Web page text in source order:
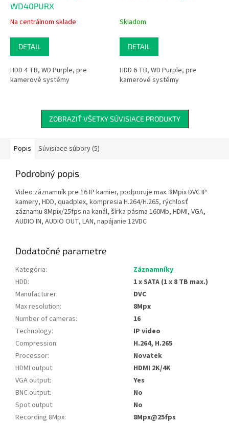
WD40PURX
Na centrálnom sklade
DETAIL
HDD 4 TB, WD Purple, pre
kamerové systémy
Skladom
DETAIL
HDD 6 TB, WD Purple, pre
kamerové systémy
ZOBRAZIŤ VŠETKY SÚVISIACE PRODUKTY
Popis Súvisiace súbory (5)
Podrobný popis
Video záznamník pre 16 IP kamier, podporuje max. 8Mpix DVC IP
kamery, HDD, quadplex, kompresia H.264/H.265, rýchlosť
záznamu 8Mpix/25fps na kanál, šírka pásma 160Mb, HDMI, VGA,
AUDIO IN, AUDIO OUT, LAN, napájanie 12VDC
Dodatočné parametre
Kategória:
Záznamníky
HDD:
1 x SATA (1 x 8 TB max.)
Manufacturer:
DVC
Max resolution:
8Mpx
Number of cameras:
16
Technology:
IP video
Compression:
H.264, H.265
Processor:
Novatek
HDMI output:
HDMI 2K/4K
VGA output:
Yes
BNC output:
No
Spot output:
No
Recording 8Mpx:
8Mpx@25fps